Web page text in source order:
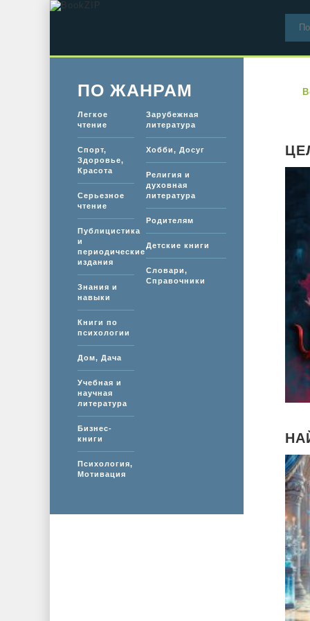
ПО ЖАНРАМ
Легкое
чтение
Спорт,
Здоровье,
Красота
Серьезное
чтение
Публицистика
и
периодические
издания
Знания и
навыки
Книги по
психологии
Дом, Дача
Учебная и
научная
литература
Бизнес-
книги
Психология,
Мотивация
Зарубежная
литература
Хобби, Досуг
Религия и
духовная
литература
Родителям
Детские книги
Словари,
Справочники